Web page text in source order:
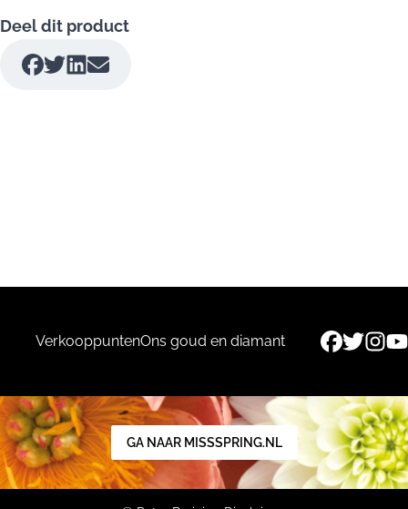
Deel dit product
VerkooppuntenOns goud en diamant
GA NAAR MISSSPRING.NL